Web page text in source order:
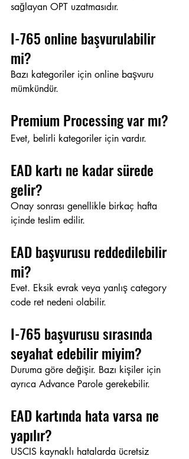
sağlayan OPT uzatmasıdır.
I-765 online başvurulabilir
mi?
Bazı kategoriler için online başvuru
mümkündür.
Premium Processing var mı?
Evet, belirli kategoriler için vardır.
EAD kartı ne kadar sürede
gelir?
Onay sonrası genellikle birkaç hafta
içinde teslim edilir.
EAD başvurusu reddedilebilir
mi?
Evet. Eksik evrak veya yanlış category
code ret nedeni olabilir.
I-765 başvurusu sırasında
seyahat edebilir miyim?
Duruma göre değişir. Bazı kişiler için
ayrıca Advance Parole gerekebilir.
EAD kartında hata varsa ne
yapılır?
USCIS kaynaklı hatalarda ücretsiz